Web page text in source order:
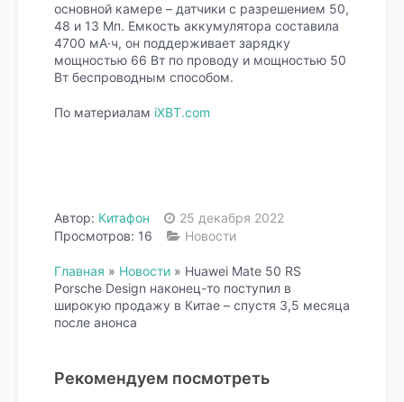
основной камере – датчики с разрешением 50,
48 и 13 Мп. Емкость аккумулятора составила
4700 мА·ч, он поддерживает зарядку
мощностью 66 Вт по проводу и мощностью 50
Вт беспроводным способом.
По материалам iXBT.com
Автор: Китафон
25 декабря 2022
Просмотров: 16
Новости
Главная » Новости » Huawei Mate 50 RS
Porsche Design наконец-то поступил в
широкую продажу в Китае – спустя 3,5 месяца
после анонса
Рекомендуем посмотреть